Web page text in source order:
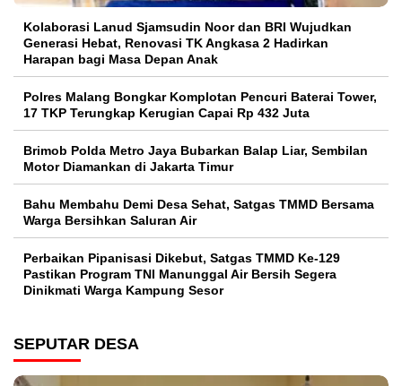
Kolaborasi Lanud Sjamsudin Noor dan BRI Wujudkan
Generasi Hebat, Renovasi TK Angkasa 2 Hadirkan
Harapan bagi Masa Depan Anak
Polres Malang Bongkar Komplotan Pencuri Baterai Tower,
17 TKP Terungkap Kerugian Capai Rp 432 Juta
Brimob Polda Metro Jaya Bubarkan Balap Liar, Sembilan
Motor Diamankan di Jakarta Timur
Bahu Membahu Demi Desa Sehat, Satgas TMMD Bersama
Warga Bersihkan Saluran Air
Perbaikan Pipanisasi Dikebut, Satgas TMMD Ke-129
Pastikan Program TNI Manunggal Air Bersih Segera
Dinikmati Warga Kampung Sesor
SEPUTAR DESA